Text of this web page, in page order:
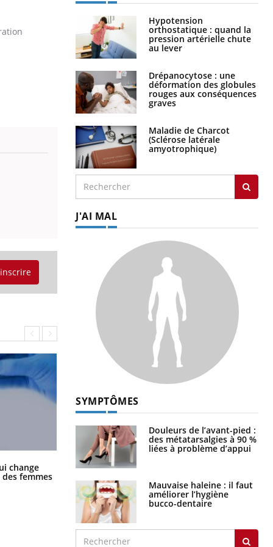
change
femmes
La sieste empêche-t-elle de dormir
Hypotension
orthostatique : quand la
pression artérielle chute
au lever
Drépanocytose : une
déformation des globules
rouges aux conséquences
graves
Maladie de Charcot
(Sclérose latérale
amyotrophique)
J'AI MAL
SYMPTÔMES
Douleurs de l’avant-pied :
des métatarsalgies à 90 %
liées à problème d’appui
Mauvaise haleine : il faut
améliorer l’hygiène
bucco-dentaire